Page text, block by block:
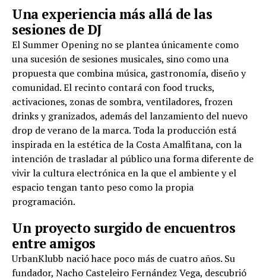
Una experiencia más allá de las
sesiones de DJ
El Summer Opening no se plantea únicamente como
una sucesión de sesiones musicales, sino como una
propuesta que combina música, gastronomía, diseño y
comunidad. El recinto contará con food trucks,
activaciones, zonas de sombra, ventiladores, frozen
drinks y granizados, además del lanzamiento del nuevo
drop de verano de la marca. Toda la producción está
inspirada en la estética de la Costa Amalfitana, con la
intención de trasladar al público una forma diferente de
vivir la cultura electrónica en la que el ambiente y el
espacio tengan tanto peso como la propia
programación.
Un proyecto surgido de encuentros
entre amigos
UrbanKlubb nació hace poco más de cuatro años. Su
fundador, Nacho Casteleiro Fernández Vega, descubrió